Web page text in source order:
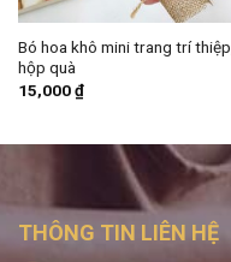
Bó hoa khô mini trang trí thiệp,
hộp quà
15,000₫
THÔNG TIN LIÊN HỆ